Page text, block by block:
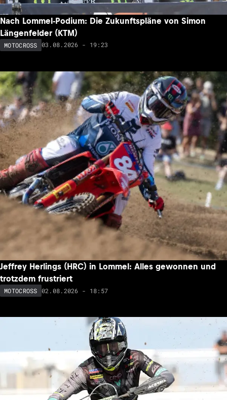
Nach Lommel-Podium: Die Zukunftspläne von Simon
Längenfelder (KTM)
MOTOCROSS 03.08.2026 - 19:23
Jeffrey Herlings (HRC) in Lommel: Alles gewonnen und
trotzdem frustriert
MOTOCROSS 02.08.2026 - 18:57